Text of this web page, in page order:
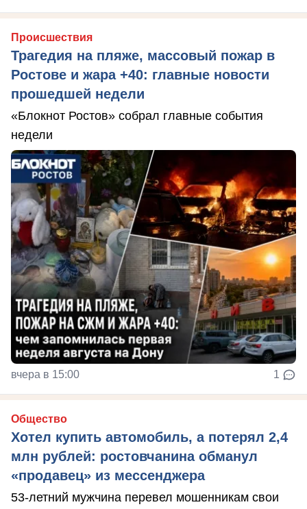
Происшествия
Трагедия на пляже, массовый пожар в
Ростове и жара +40: главные новости
прошедшей недели
«Блокнот Ростов» собрал главные события
недели
вчера в 15:00 1
Общество
Хотел купить автомобиль, а потерял 2,4
млн рублей: ростовчанина обманул
«продавец» из мессенджера
53-летний мужчина перевел мошенникам свои